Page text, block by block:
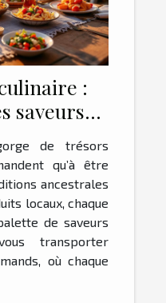
:
saveurs
de lade trésors
qu’à être
ancestrales
locaux, chaque
de saveurs
transporter
où chaque